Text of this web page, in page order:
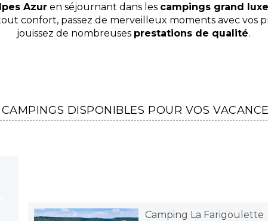
Azur en séjournant dans les campings grand
confort, passez de merveilleux moments avec vos
jouissez de nombreuses prestations de qualité.
DISPONIBLES POUR VOS
Camping La Farigoulette